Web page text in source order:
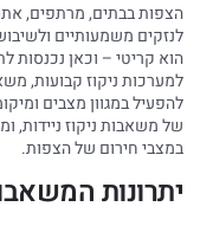
הצפות בבתים, מרתפים,
לנזקים משמעותיים
הוא קריטי – וכאן נכנסות
למערכות ניקוז קבועות,
להפעיל במגוון מצבים
של משאבות ניקוז ניידות,
במצבי חירום של הצפות.
יתרונות